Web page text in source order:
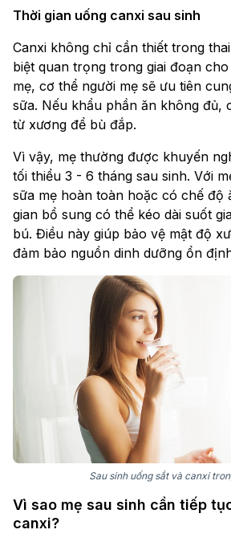
Thời gian uống canxi sau sinh
Canxi không chỉ cần thiết trong
biệt quan trọng trong giai đoạn
mẹ, cơ thể người mẹ sẽ ưu tiên
sữa. Nếu khẩu phần ăn không đủ,
từ xương để bù đắp.
Vì vậy, mẹ thường được khuyến
tối thiểu 3 - 6 tháng sau sinh. Với
sữa mẹ hoàn toàn hoặc có chế độ
gian bổ sung có thể kéo dài suốt
bú. Điều này giúp bảo vệ mật độ
đảm bảo nguồn dinh dưỡng ổn
Sau sinh uống sắt và canxi
Vì sao mẹ sau sinh cần tiếp
canxi?